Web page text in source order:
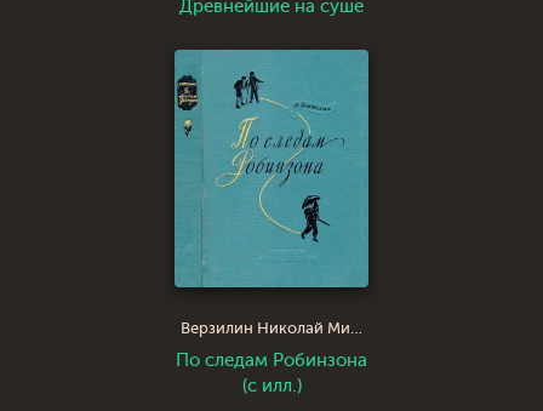
Древнейшие на суше
Верзилин Николай Михайлович
По следам Робинзона
(с илл.)